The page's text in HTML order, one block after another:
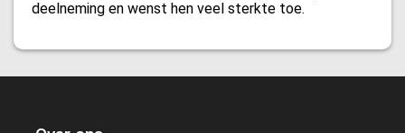
deelneming en wenst hen veel sterkte toe.